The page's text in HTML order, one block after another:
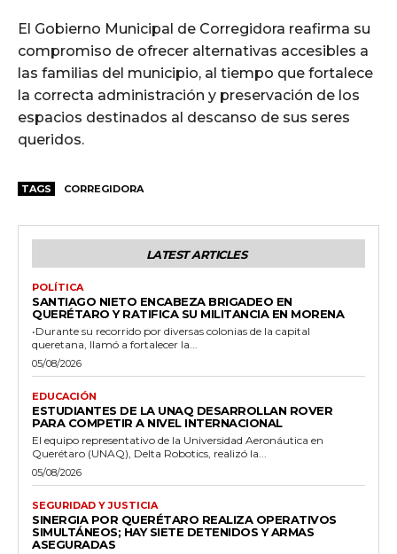
El Gobierno Municipal de Corregidora reafirma su
compromiso de ofrecer alternativas accesibles a
las familias del municipio, al tiempo que fortalece
la correcta administración y preservación de los
espacios destinados al descanso de sus seres
queridos.
TAGS CORREGIDORA
LATEST ARTICLES
POLÍTICA
SANTIAGO NIETO ENCABEZA BRIGADEO EN
QUERÉTARO Y RATIFICA SU MILITANCIA EN MORENA
•Durante su recorrido por diversas colonias de la capital
queretana, llamó a fortalecer la...
05/08/2026
EDUCACIÓN
ESTUDIANTES DE LA UNAQ DESARROLLAN ROVER
PARA COMPETIR A NIVEL INTERNACIONAL
El equipo representativo de la Universidad Aeronáutica en
Querétaro (UNAQ), Delta Robotics, realizó la...
05/08/2026
SEGURIDAD Y JUSTICIA
SINERGIA POR QUERÉTARO REALIZA OPERATIVOS
SIMULTÁNEOS; HAY SIETE DETENIDOS Y ARMAS
ASEGURADAS